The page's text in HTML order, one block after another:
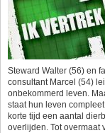
Steward Walter (56) en
consultant Marcel (54)
onbekommerd leven.
staat hun leven
korte tijd een aantal
overlijden. Tot overmaat